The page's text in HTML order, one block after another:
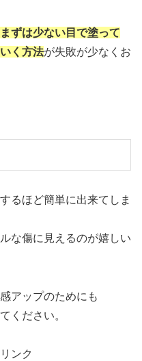
ずは少ない目で塗って
く方法が失敗が少なくお
るほど簡単に出来てしま
な傷に見えるのが嬉しい
アップのためにも
ください。
ンク